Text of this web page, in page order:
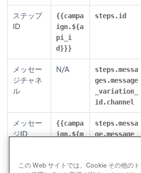
ステップ
ID
{{campa
ign.${a
pi_i
d}}}
steps.id
メッセー
ジチャネ
ル
N/A
steps.messa
ges.message
_variation_
id.channel
メッセー
ジID
{{campa
ign.${m
d}}}
steps.messa
ge.message_
この Web サイトでは、Cookie その他の